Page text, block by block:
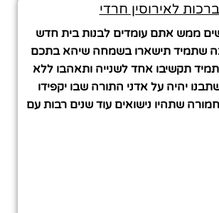
ברכות לאירוסין חרדי
ממש אתם עומדים לבנות בית חדש
שתמיד תישארו בשמחה שיהא בתכם
תקשיבו אחד לשנייה ותאהבו ללא
יהיה על אדני התורה שבו יקפידו
שתהיו נישואים עוד שנים רבות עם